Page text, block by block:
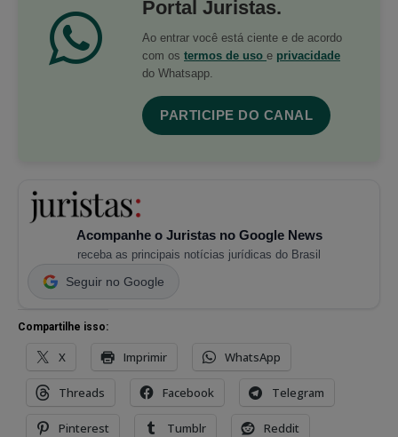
Portal Juristas.
Ao entrar você está ciente e de acordo
com os termos de uso e privacidade
do Whatsapp.
PARTICIPE DO CANAL
Acompanhe o Juristas no Google News
receba as principais notícias jurídicas do Brasil
Seguir no Google
Compartilhe isso:
X Imprimir WhatsApp
Threads Facebook Telegram
Pinterest Tumblr Reddit